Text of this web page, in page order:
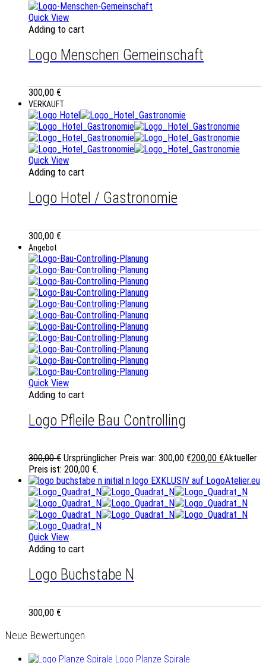
Quick View
Adding to cart
Logo Menschen Gemeinschaft
300,00 €
VERKAUFT
Quick View
Adding to cart
Logo Hotel / Gastronomie
300,00 €
Angebot
Quick View
Adding to cart
Logo Pfleile Bau Controlling
300,00€ Ursprünglicher Preis war: 300,00 €200,00 €Aktueller
Preis ist: 200,00 €.
Quick View
Adding to cart
Logo Buchstabe N
300,00 €
Neue Bewertungen
Logo Planze Spirale